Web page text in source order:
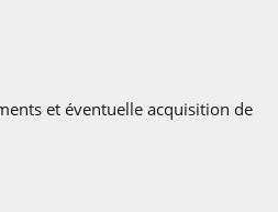
et éventuelle acquisition de